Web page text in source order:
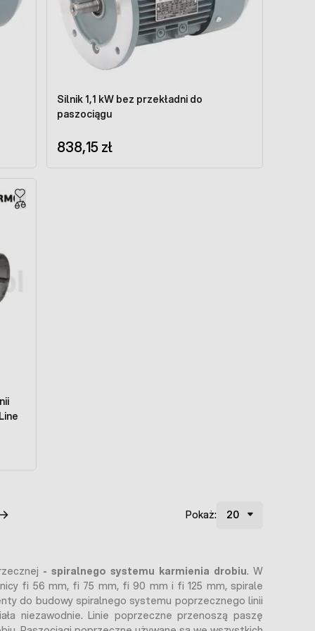
Silnik 1,1 kW bez przekładni do
paszociągu
838,15 zł
Pokaż:
- spiralnego systemu karmienia drobiu. W
fi 56 mm, fi 75 mm, fi 90 mm i fi 125 mm, spirale
do budowy spiralnego systemu poprzecznego linii
niezawodnie. Linie poprzeczne przenoszą paszę